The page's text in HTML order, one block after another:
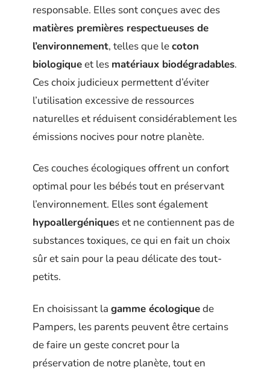
responsable. Elles sont conçues avec des
matières premières respectueuses de
l’environnement, telles que lecoton
biologiqueet les matériaux biodégradables.
Ces choix judicieux permettent d’éviter
l’utilisation excessive de ressources
naturelles et réduisent considérablement les
émissions nocives pour notre planète.
Ces couches écologiques offrent un confort
optimal pour les bébés tout en préservant
l’environnement. Elles sont également
hypoallergéniques et ne contiennent pas de
substances toxiques, ce qui en fait un choix
sûr et sain pour la peau délicate des tout-
petits.
En choisissant la gamme écologiquede
Pampers, les parents peuvent être certains
de faire un geste concret pour la
préservation de notre planète, tout en